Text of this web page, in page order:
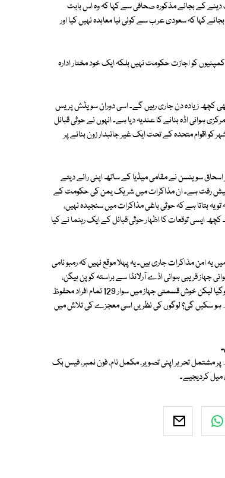
دینے کے بجائے مذکورہ صحافی سے کہا کہ وہ اس بابت
کہا کہ سعودی عرب سے کوئی نیا معاہدہ نہیں کیا اور
کو اجازت حکومت نہیں بلکہ ایک خود مختار ادارہ
کچھ زیادہ دن جاری رہیں گے۔ اسی دوران سویڈش پریس
ہوائی اڈہ بنانے کا عندیہ دیا ہے۔ انہوں نے حوثی قبائل
کو اقوام متحدہ کے تحت ایک غیر جانبدار زون بنانے پر
سوینسن نے مقامی میڈیا کے ساتھ اپنی رائے دیتے
پیش رفت ہے۔ ان مذاکرات میں شریک یمن کی حکومت کے
یہ بتاتا ہے کہ حوثی باغی مذاکرات میں سنجیدہ نہیں،
توقعات کا اظہار حوثی قبائل کے ایک رہنما نے کیا
مذاکرات جاری ہیں۔ یہ پہلا موقع نہیں کہ رمبو نامی
1991 میں بھی یہاں ایک مسافر ہوائی جہاز قریبی ہوائی اڈے آرلانڈا سے براستہ کوپن ہیگن،
پولینڈ کے شہر وارساوا جانے کےلیے اڑا اور تھوڑی ہی دیر بعد رمبو کے علاقے میں گر کر تباہ ہوگیا لیکن خوش قسمتی جہاز میں سوار 129 تمام افراد محفوظ
ہو سکیں گی؟ لوگوں کی نظریں اسی معجزے کی تلاش میں
لیے اردو بلاگ لکھنا چاہتے ہیں تو قلم اٹھائیے اور 500 سے 1,000 الفاظ پر مشتمل تحریر اپنی تصویر، مکمل نام، فون نمبر، فیس بک
میل کردیجیے۔